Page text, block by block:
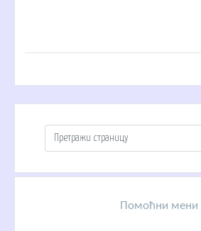
Помоћни мени